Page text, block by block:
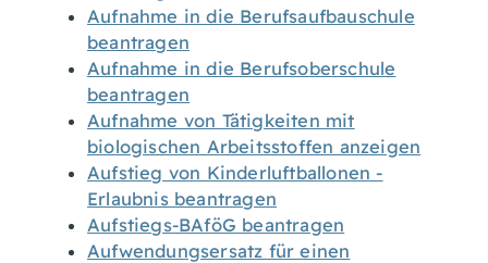
Aufnahme in die Berufsaufbauschule
beantragen
Aufnahme in die Berufsoberschule
beantragen
Aufnahme von Tätigkeiten mit
biologischen Arbeitsstoffen anzeigen
Aufstieg von Kinderluftballonen -
Erlaubnis beantragen
Aufstiegs-BAföG beantragen
Aufwendungsersatz für einen